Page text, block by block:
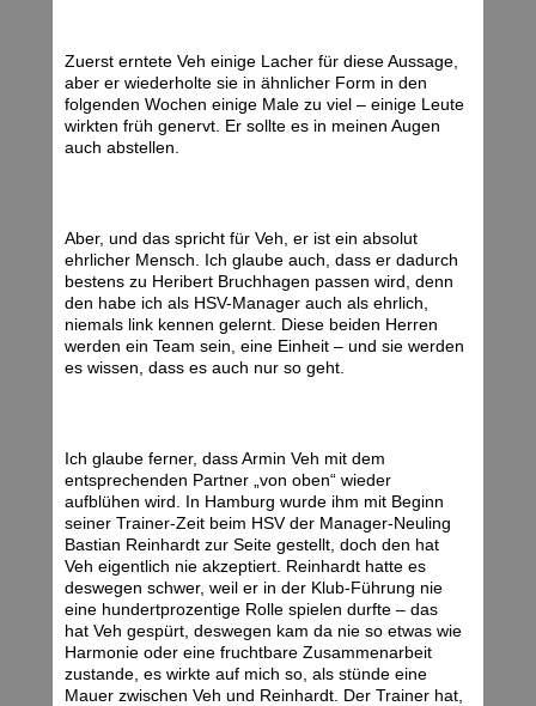
Zuerst erntete Veh einige Lacher für diese Aussage,
aber er wiederholte sie in ähnlicher Form in den
folgenden Wochen einige Male zu viel – einige Leute
wirkten früh genervt. Er sollte es in meinen Augen
auch abstellen.
Aber, und das spricht für Veh, er ist ein absolut
ehrlicher Mensch. Ich glaube auch, dass er dadurch
bestens zu Heribert Bruchhagen passen wird, denn
den habe ich als HSV-Manager auch als ehrlich,
niemals link kennen gelernt. Diese beiden Herren
werden ein Team sein, eine Einheit – und sie werden
es wissen, dass es auch nur so geht.
Ich glaube ferner, dass Armin Veh mit dem
entsprechenden Partner „von oben“ wieder
aufblühen wird. In Hamburg wurde ihm mit Beginn
seiner Trainer-Zeit beim HSV der Manager-Neuling
Bastian Reinhardt zur Seite gestellt, doch den hat
Veh eigentlich nie akzeptiert. Reinhardt hatte es
deswegen schwer, weil er in der Klub-Führung nie
eine hundertprozentige Rolle spielen durfte – das
hat Veh gespürt, deswegen kam da nie so etwas wie
Harmonie oder eine fruchtbare Zusammenarbeit
zustande, es wirkte auf mich so, als stünde eine
Mauer zwischen Veh und Reinhardt. Der Trainer hat,